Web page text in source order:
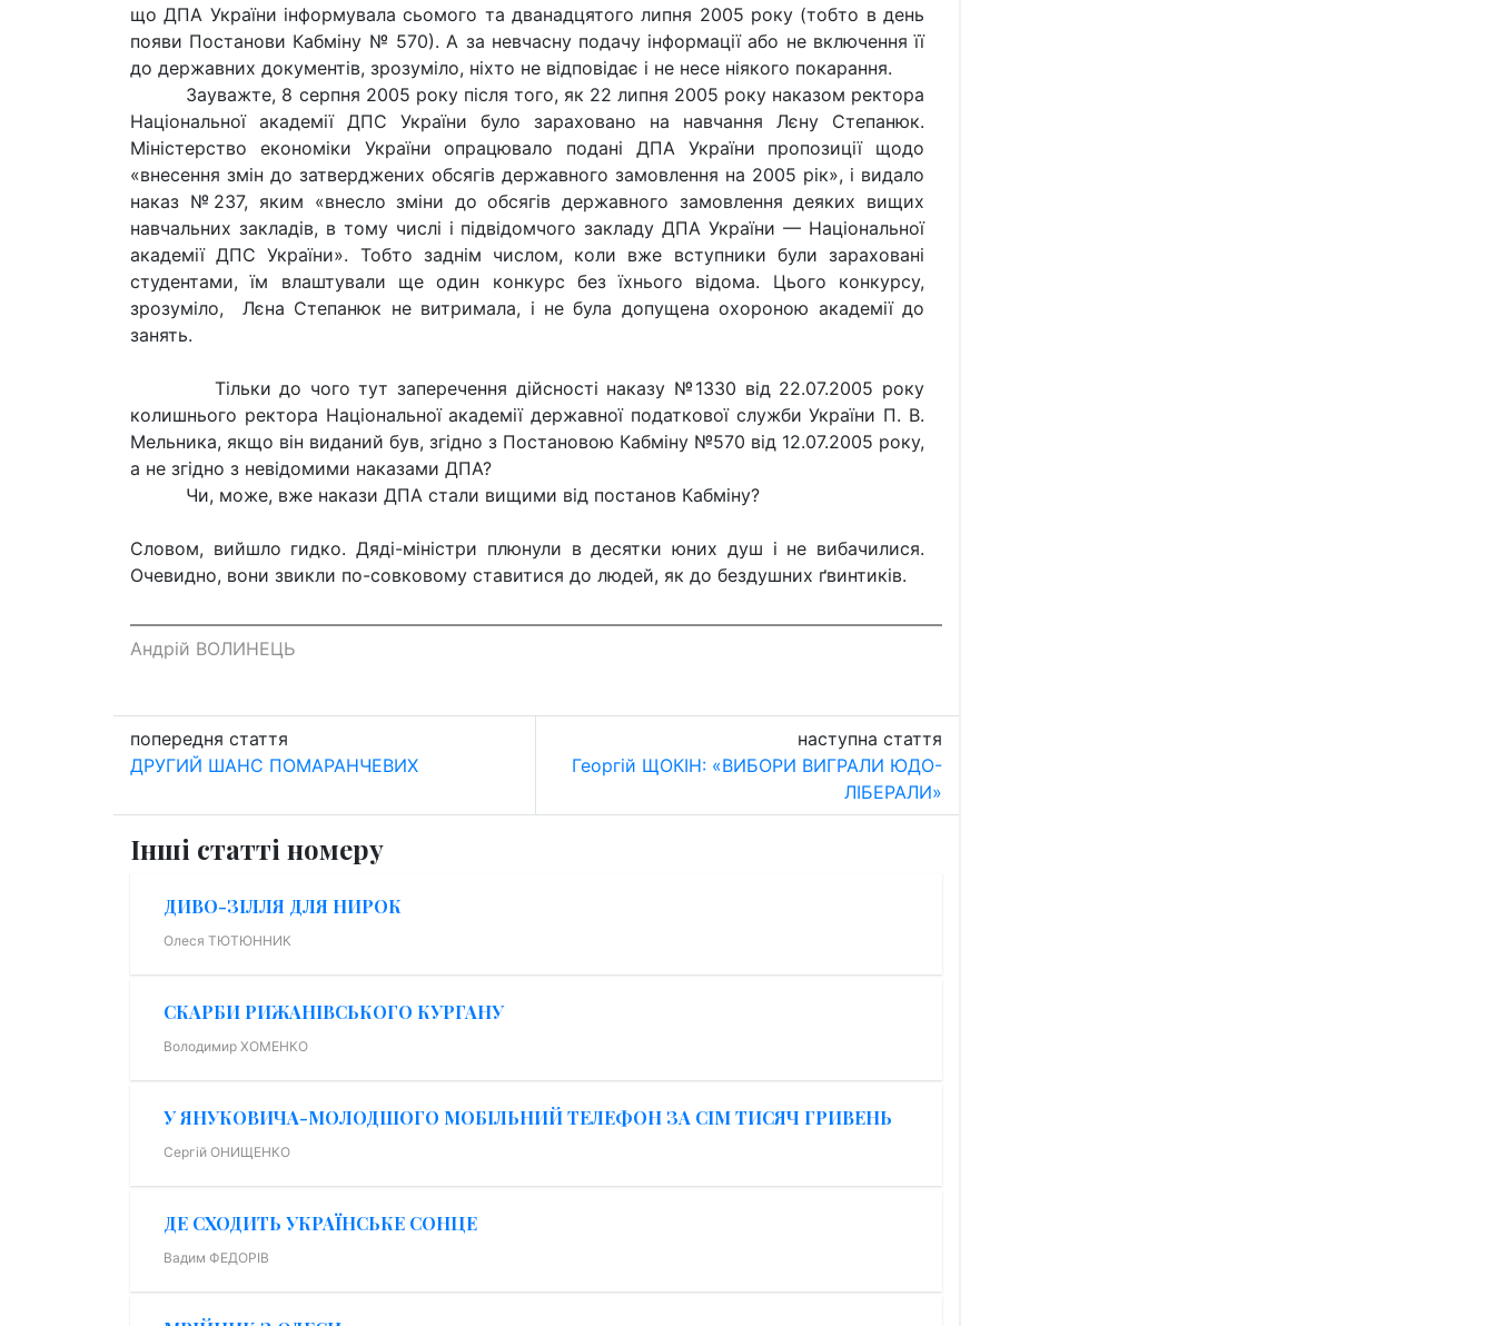
що ДПА України інформувала сьомого та дванадцятого липня 2005 року (тобто в день
появи Постанови Кабміну № 570). А за невчасну подачу інформації або не включення її
до державних документів, зрозуміло, ніхто не відповідає і не несе ніякого покарання.
Зауважте, 8 серпня 2005 року після того, як 22 липня 2005 року наказом ректора
Національної академії ДПС України було зараховано на навчання Лєну Степанюк.
Міністерство економіки України опрацювало подані ДПА України пропозиції щодо
«внесення змін до затверджених обсягів державного замовлення на 2005 рік», і видало
наказ №237, яким «внесло зміни до обсягів державного замовлення деяких вищих
навчальних закладів, в тому числі і підвідомчого закладу ДПА України — Національної
академії ДПС України». Тобто заднім числом, коли вже вступники були зараховані
студентами, їм влаштували ще один конкурс без їхнього відома. Цього конкурсу,
зрозуміло, Лєна Степанюк не витримала, і не була допущена охороною академії до
занять.
Тільки до чого тут заперечення дійсності наказу №1330 від 22.07.2005 року
колишнього ректора Національної академії державної податкової служби України П. В.
Мельника, якщо він виданий був, згідно з Постановою Кабміну №570 від 12.07.2005 року,
а не згідно з невідомими наказами ДПА?
Чи, може, вже накази ДПА стали вищими від постанов Кабміну?
Словом, вийшло гидко. Дяді-міністри плюнули в десятки юних душ і не вибачилися.
Очевидно, вони звикли по-совковому ставитися до людей, як до бездушних ґвинтиків.
Андрій ВОЛИНЕЦЬ
попередня стаття
ДРУГИЙ ШАНС ПОМАРАНЧЕВИХ
наступна стаття
Георгій ЩОКІН: «ВИБОРИ ВИГРАЛИ ЮДО-
ЛІБЕРАЛИ»
Інші статті номеру
ДИВО-ЗІЛЛЯ ДЛЯ НИРОК
Олеся ТЮТЮННИК
СКАРБИ РИЖАНІВСЬКОГО КУРГАНУ
Володимир ХОМЕНКО
У ЯНУКОВИЧА-МОЛОДШОГО МОБІЛЬНИЙ ТЕЛЕФОН ЗА СІМ ТИСЯЧ ГРИВЕНЬ
Сергій ОНИЩЕНКО
ДЕ СХОДИТЬ УКРАЇНСЬКЕ СОНЦЕ
Вадим ФЕДОРІВ